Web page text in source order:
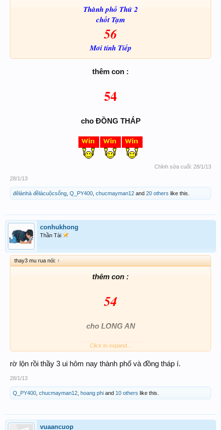
Thành phố Thứ 2
chốt Tạm
56
Mơi tính Tiếp
thêm con :
54
cho ĐỒNG THÁP
Chỉnh sửa cuối: 28/1/13
28/1/13
đêlànhà đềlàcuộcsống Q_PY400 chucmayman12 and 20 others like this.
conhukhong
Thần Tài
thay3 mu rua nói: ↑
thêm con :
54
cho LONG AN
Click to expand...
rờ lộn rồi thầy 3 ui hôm nay thành phố và đồng tháp í.
28/1/13
Q_PY400 chucmayman12 hoang phi and 10 others like this.
vuaancuop